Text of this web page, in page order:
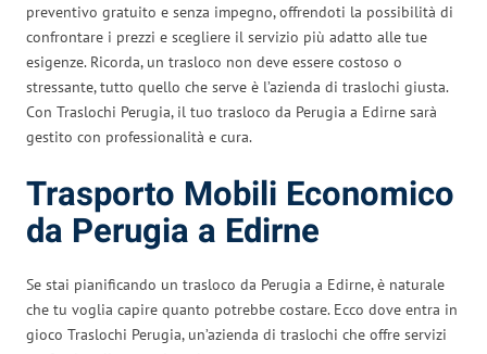
preventivo gratuito e senza impegno, offrendoti la possibilità di
confrontare i prezzi e scegliere il servizio più adatto alle tue
esigenze. Ricorda, un trasloco non deve essere costoso o
stressante, tutto quello che serve è l’azienda di traslochi giusta.
Con Traslochi Perugia, il tuo trasloco da Perugia a Edirne sarà
gestito con professionalità e cura.
Trasporto Mobili Economico
da Perugia a Edirne
Se stai pianificando un trasloco da Perugia a Edirne, è naturale
che tu voglia capire quanto potrebbe costare. Ecco dove entra in
gioco Traslochi Perugia, un’azienda di traslochi che offre servizi